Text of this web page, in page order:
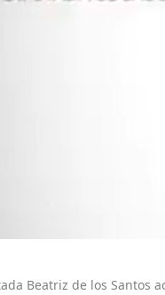
Beatriz de los Santos